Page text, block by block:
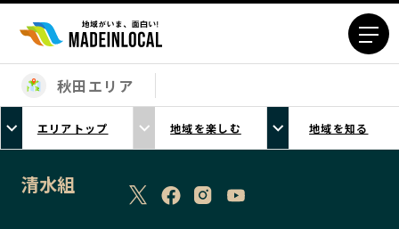
エリアから探す
北海道エリア
青森エリア
岩手エリア
山形エリア
秋田エリア
エリアトップ 地域を楽しむ 地域を知る
清水組